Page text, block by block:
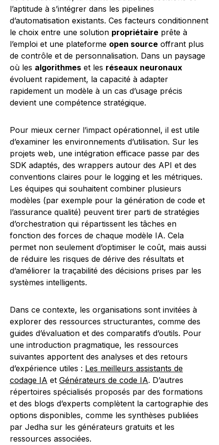
l’aptitude à s’intégrer dans les pipelines
d’automatisation existants. Ces facteurs conditionnent
le choix entre une solution propriétaire prête à
l’emploi et une plateforme open source offrant plus
de contrôle et de personnalisation. Dans un paysage
où les algorithmes et les réseaux neuronaux
évoluent rapidement, la capacité à adapter
rapidement un modèle à un cas d’usage précis
devient une compétence stratégique.
Pour mieux cerner l’impact opérationnel, il est utile
d’examiner les environnements d’utilisation. Sur les
projets web, une intégration efficace passe par des
SDK adaptés, des wrappers autour des API et des
conventions claires pour le logging et les métriques.
Les équipes qui souhaitent combiner plusieurs
modèles (par exemple pour la génération de code et
l’assurance qualité) peuvent tirer parti de stratégies
d’orchestration qui répartissent les tâches en
fonction des forces de chaque modèle IA. Cela
permet non seulement d’optimiser le coût, mais aussi
de réduire les risques de dérive des résultats et
d’améliorer la traçabilité des décisions prises par les
systèmes intelligents.
Dans ce contexte, les organisations sont invitées à
explorer des ressources structurantes, comme des
guides d’évaluation et des comparatifs d’outils. Pour
une introduction pragmatique, les ressources
suivantes apportent des analyses et des retours
d’expérience utiles : Les meilleurs assistants de
codage IA et Générateurs de code IA. D’autres
répertoires spécialisés proposés par des formations
et des blogs d’experts complètent la cartographie des
options disponibles, comme les synthèses publiées
par Jedha sur les générateurs gratuits et les
ressources associées.